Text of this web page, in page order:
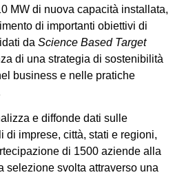
MW di nuova capacità installata,
di importanti obiettivi di
da Science Based Target
di una strategia di sostenibilità
business e nelle pratiche
e diffonde dati sulle
di imprese, città, stati e regioni,
di 1500 aziende alla
selezione svolta attraverso una